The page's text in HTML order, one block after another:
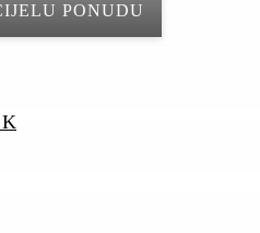
PONUDU